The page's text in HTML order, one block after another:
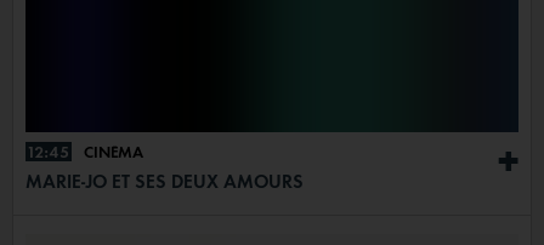
+
12:45 CINÉMA
MARIE-JO ET SES DEUX AMOURS